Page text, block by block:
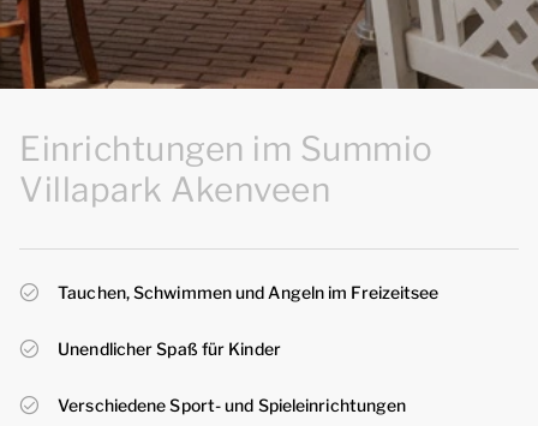
Einrichtungen im Summio
Villapark Akenveen
Tauchen, Schwimmen und Angeln im Freizeitsee
Unendlicher Spaß für Kinder
Verschiedene Sport- und Spieleinrichtungen